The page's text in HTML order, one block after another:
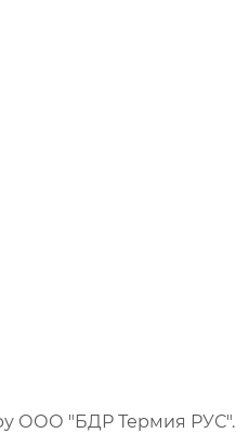
ООО "БДР Термия РУС".